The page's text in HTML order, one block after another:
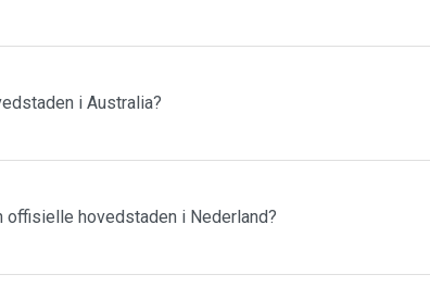
i Australia?
offisielle hovedstaden i Nederland?